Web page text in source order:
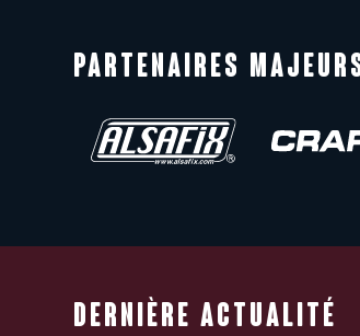
PARTENAIRES
DERNIÈRE ACTUALITÉ